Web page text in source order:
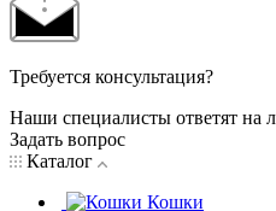
Требуется консультация?
Наши специалисты ответят на
Задать вопрос
Каталог
Кошки